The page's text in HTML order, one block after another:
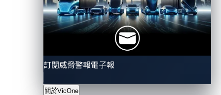
訂閱威脅警報電子報
關於VicOne